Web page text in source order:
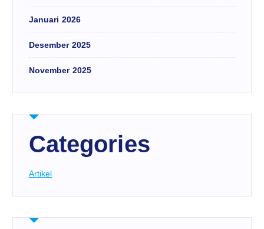
Januari 2026
Desember 2025
November 2025
Categories
Artikel